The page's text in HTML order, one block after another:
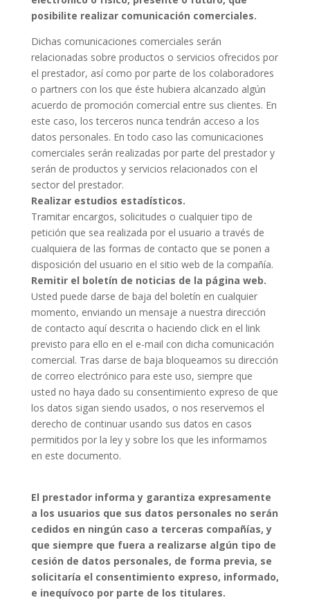
posibilite realizar comunicación comerciales.
Dichas comunicaciones comerciales serán
relacionadas sobre productos o servicios ofrecidos por
el prestador, así como por parte de los colaboradores
o partners con los que éste hubiera alcanzado algún
acuerdo de promoción comercial entre sus clientes. En
este caso, los terceros nunca tendrán acceso a los
datos personales. En todo caso las comunicaciones
comerciales serán realizadas por parte del prestador y
serán de productos y servicios relacionados con el
sector del prestador.
Realizar estudios estadísticos.
Tramitar encargos, solicitudes o cualquier tipo de
petición que sea realizada por el usuario a través de
cualquiera de las formas de contacto que se ponen a
disposición del usuario en el sitio web de la compañía.
Remitir el boletín de noticias de la página web.
Usted puede darse de baja del boletín en cualquier
momento, enviando un mensaje a nuestra dirección
de contacto aquí descrita o haciendo click en el link
previsto para ello en el e-mail con dicha comunicación
comercial. Tras darse de baja bloqueamos su dirección
de correo electrónico para este uso, siempre que
usted no haya dado su consentimiento expreso de que
los datos sigan siendo usados, o nos reservemos el
derecho de continuar usando sus datos en casos
permitidos por la ley y sobre los que les informamos
en este documento.
El prestador informa y garantiza expresamente
a los usuarios que sus datos personales no serán
cedidos en ningún caso a terceras compañías, y
que siempre que fuera a realizarse algún tipo de
cesión de datos personales, de forma previa, se
solicitaría el consentimiento expreso, informado,
e inequívoco por parte de los titulares.